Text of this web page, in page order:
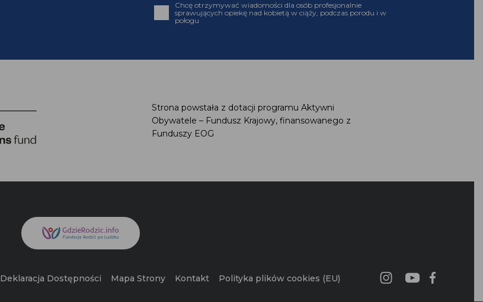
Chcę otrzymywać wiadomości dla osób profesjonalnie
sprawujących opiekę nad kobietą w ciąży, podczas porodu i w
połogu
Strona powstała z dotacji programu Aktywni
Obywatele – Fundusz Krajowy, finansowanego z
Funduszy EOG
Deklaracja Dostępności Mapa Strony Kontakt Polityka plików cookies (EU)